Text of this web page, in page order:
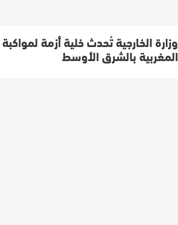
وزارة الخارجية تُحدث خلية أزمة
المغربية بالشرق الأوسط